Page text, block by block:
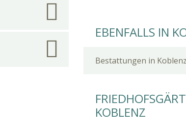
EBENFALLS IN
Bestattungen in Koblenz
KOBLENZ